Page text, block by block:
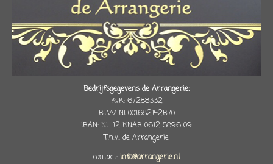
Bedrijfsgegevens de Arrangerie:
KvK: 67288332
BTW: NL001682142B70
IBAN: NL 12 KNAB 0612 5896 09
T.n.v.: de Arrangerie
contact: info@arrangerie.nl